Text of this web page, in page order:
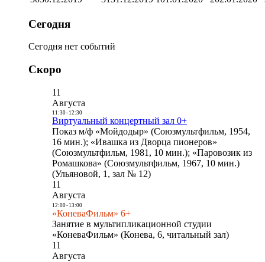
Сегодня
Сегодня нет событий
Скоро
11
Августа
11:30- 12:30
Виртуальный концертный зал 0+
Показ м/ф «Мойдодыр» (Союзмультфильм, 1954,
16 мин.); «Ивашка из Дворца пионеров»
(Союзмультфильм, 1981, 10 мин.); «Паровозик из
Ромашкова» (Союзмультфильм, 1967, 10 мин.)
(Ульяновой, 1, зал № 12)
11
Августа
12:00- 13:00
«КоневаФильм» 6+
Занятие в мультипликационной студии
«КоневаФильм» (Конева, 6, читальный зал)
11
Августа